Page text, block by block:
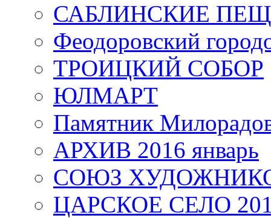
САБЛИНСКИЕ
Феодоровский
ТРОИЦКИЙ СОБОР
ЮЛМАРТ
Памятник
АРХИВ 2016 январь
СОЮЗ
ЦАРСКОЕ СЕЛО